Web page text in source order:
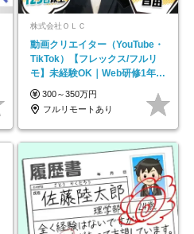
株式会社ＯＬＣ
動画クリエイター（YouTube・
TikTok）【フレックス/フルリ
モ】未経験OK｜Web研修1年間
｜副業OK
300～350万円
フルリモートあり